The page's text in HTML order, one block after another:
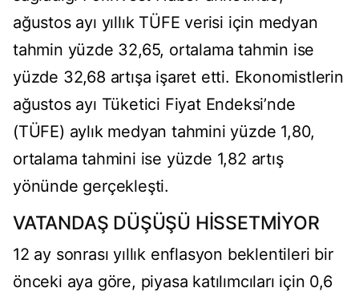
ağustos ayı yıllık TÜFE verisi için medyan
tahmin yüzde 32,65, ortalama tahmin ise
yüzde 32,68 artışa işaret etti. Ekonomistlerin
ağustos ayı Tüketici Fiyat Endeksi’nde
(TÜFE) aylık medyan tahmini yüzde 1,80,
ortalama tahmini ise yüzde 1,82 artış
yönünde gerçekleşti.
VATANDAŞ DÜŞÜŞÜ HİSSETMİYOR
12 ay sonrası yıllık enflasyon beklentileri bir
önceki aya göre, piyasa katılımcıları için 0,6